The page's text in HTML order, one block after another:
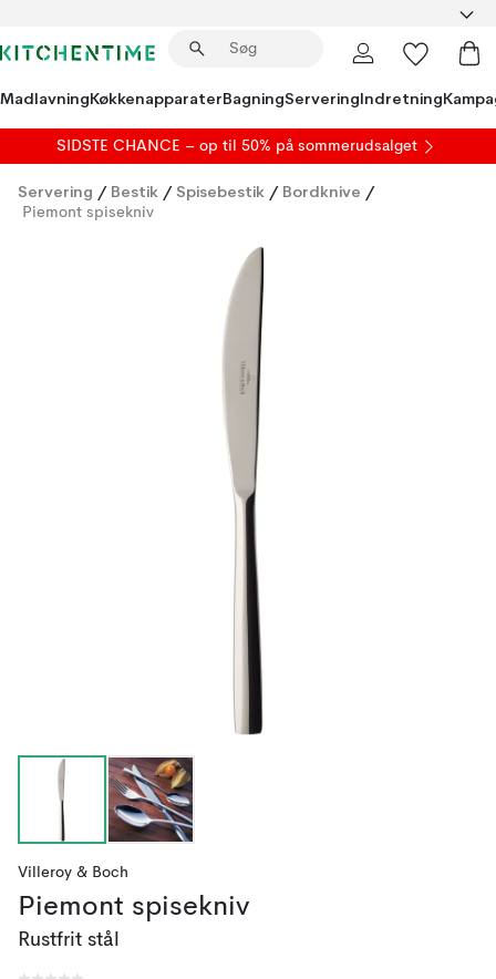
MadlavningKøkkenapparaterBagningServeringIndretning
SIDSTE CHANCE – op til 50% på sommerudsalget
Servering / Bestik / Spisebestik / Bordknive /
Piemont spisekniv
Villeroy & Boch
Piemont spisekniv
Rustfrit stål